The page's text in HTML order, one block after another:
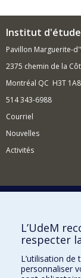
Institut
Pavillon Marguerite-
2375 chemin de la
Montréal QC H3T 1A8
514 343-6988
Courriel
Nouvelles
Activités
Comment
BESOIN D'AIDE?
Plan du site
L’UdeM
respecter
L’utilisation
personnaliser